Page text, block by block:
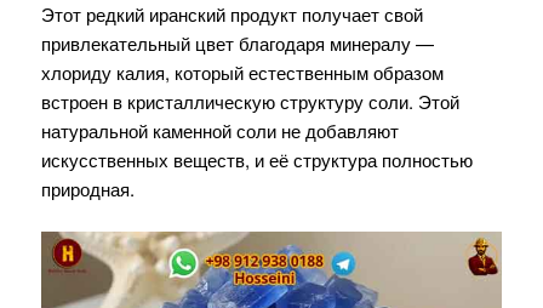
Этот редкий иранский продукт получает свой
привлекательный цвет благодаря минералу —
хлориду калия, который естественным образом
встроен в кристаллическую структуру соли. Этой
натуральной каменной соли не добавляют
искусственных веществ, и её структура полностью
природная.